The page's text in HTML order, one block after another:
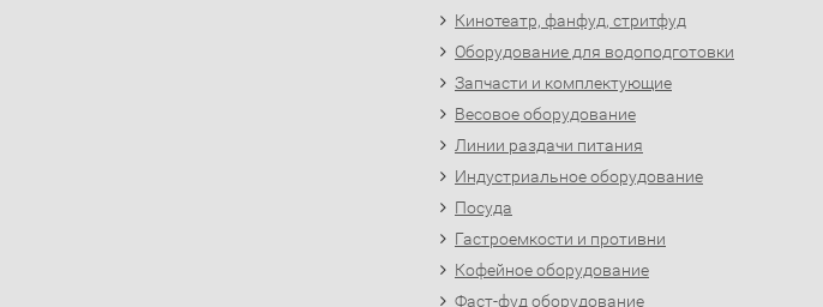
Кинотеатр, фанфуд, стритфуд
Оборудование для водоподготовки
Запчасти и комплектующие
Весовое оборудование
Линии раздачи питания
Индустриальное оборудование
Посуда
Гастроемкости и противни
Кофейное оборудование
Фаст-фуд оборудование